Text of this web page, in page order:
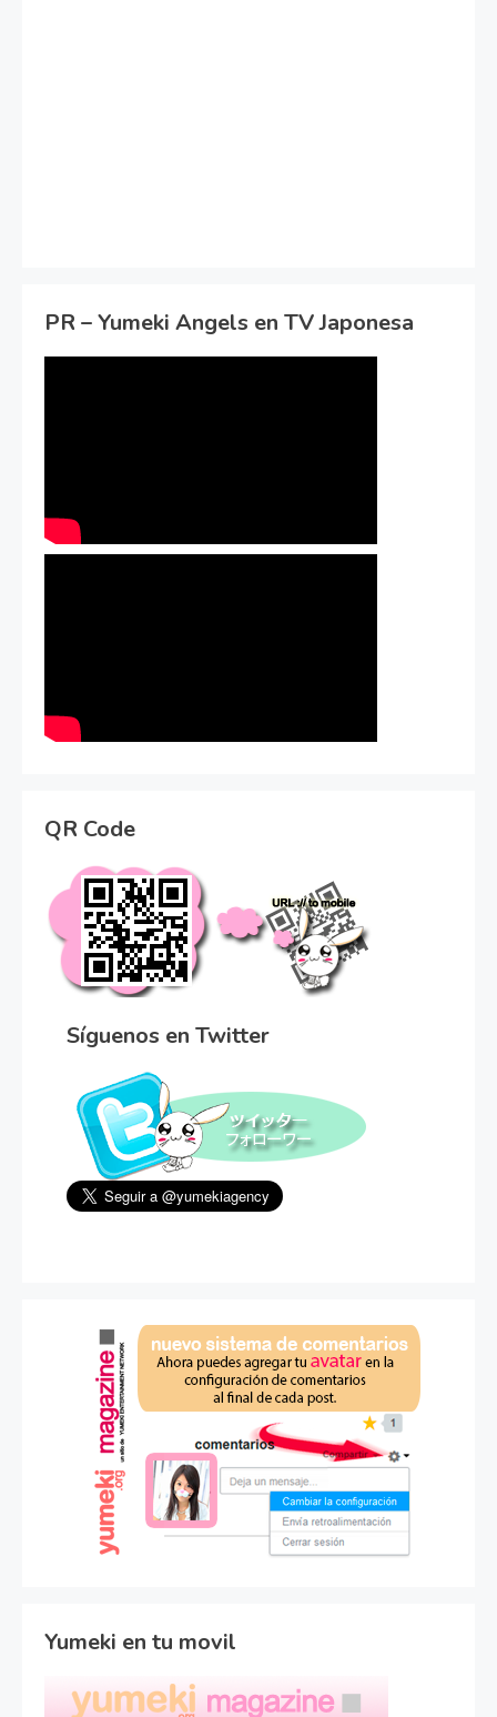
PR – Yumeki Angels en TV Japonesa
QR Code
Síguenos en Twitter
Yumeki en tu movil